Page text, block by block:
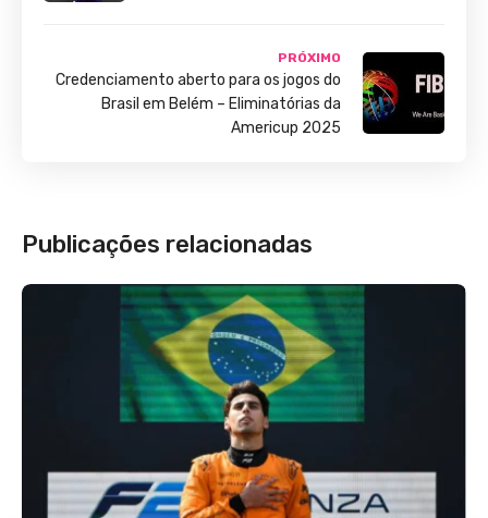
PRÓXIMO
Credenciamento aberto para os jogos do
Brasil em Belém – Eliminatórias da
Americup 2025
Publicações relacionadas